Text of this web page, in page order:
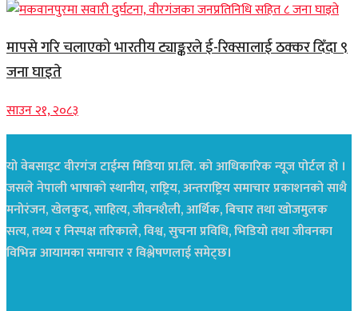
मापसे गरि चलाएको भारतीय ट्याङ्करले ई-रिक्सालाई ठक्कर दिँदा ९
जना घाइते
साउन २१, २०८३
यो वेबसाइट वीरगंज टाईम्स मिडिया प्रा.लि. को आधिकारिक न्यूज पोर्टल हो ।
जसले नेपाली भाषाको स्थानीय, राष्ट्रिय, अन्तराष्ट्रिय समाचार प्रकाशनको साथै
मनोरंजन, खेलकुद, साहित्य, जीवनशैली, आर्थिक, बिचार तथा खोजमुलक
सत्य, तथ्य र निस्पक्ष तरिकाले, विश्व, सुचना प्रविधि, भिडियो तथा जीवनका
विभिन्न आयामका समाचार र विश्लेषणलाई समेट्छ।